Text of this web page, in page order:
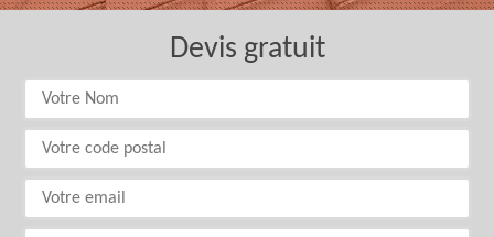
Devis gratuit